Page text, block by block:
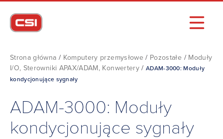
Strona główna / Komputery przemysłowe / Pozostałe / Moduły
I/O, Sterowniki APAX/ADAM, Konwertery/ADAM-3000: Moduły
kondycjonujące sygnały
ADAM-3000: Moduły
kondycjonujące sygnały